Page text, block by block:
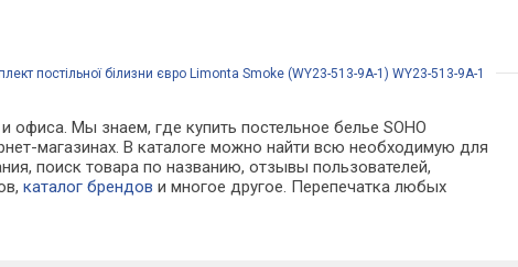
постільної білизни євро Limonta Smoke (WY23-513-9A-1) WY23-513-9A-1
Мы знаем, где купить постельное белье SOHO
магазинах. В каталоге можно найти всю необходимую для
поиск товара по названию, отзывы пользователей,
каталог брендов и многое другое. Перепечатка любых